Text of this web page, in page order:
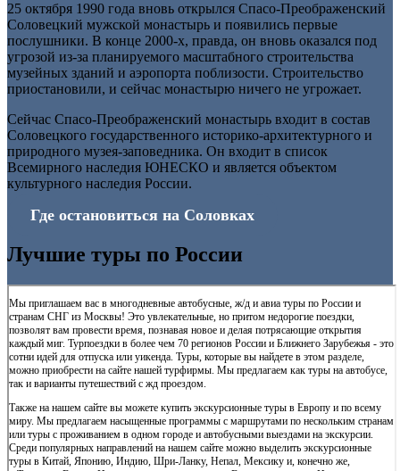
25 октября 1990 года вновь открылся Спасо-Преображенский
Соловецкий мужской монастырь и появились первые
послушники. В конце 2000-х, правда, он вновь оказался под
угрозой из-за планируемого масштабного строительства
музейных зданий и аэропорта поблизости. Строительство
приостановили, и сейчас монастырю ничего не угрожает.
Сейчас Спасо-Преображенский монастырь входит в состав
Соловецкого государственного историко-архитектурного и
природного музея-заповедника. Он входит в список
Всемирного наследия ЮНЕСКО и является объектом
культурного наследия России.
Где остановиться на Соловках
Лучшие туры по России